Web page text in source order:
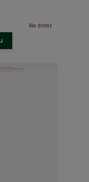
Na dotaz